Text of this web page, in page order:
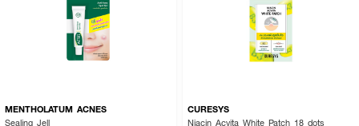
MENTHOLATUM ACNES
Sealing Jell
CURESYS
Niacin Acvita White Patch 18 dots